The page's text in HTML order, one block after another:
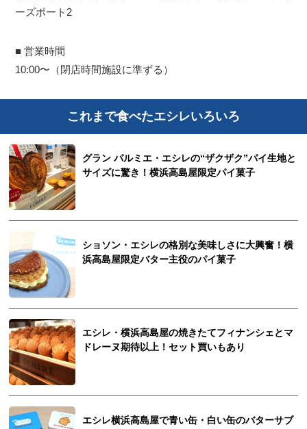
ーズポート2
■ 営業時間
10:00〜（閉店時間施設に準ずる）
これまで食べたエシレいろいろ
グラン パルミエ・エシレの“ザクザク”パイ生地と
サイズに驚き！横浜高島屋限定パイ菓子
ショソン・エシレの格別な美味しさに大興奮！横
浜高島屋限定バター主役のパイ菓子
エシレ・横浜高島屋の焼きたてフィナンシェとマ
ドレーヌ期待以上！セット買いもあり
エシレ横浜高島屋で青い缶・白い缶のバターサブ